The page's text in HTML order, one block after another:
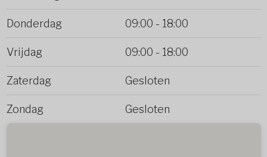
Donderdag 09:00 - 18:00
Vrijdag 09:00 - 18:00
Zaterdag Gesloten
Zondag Gesloten